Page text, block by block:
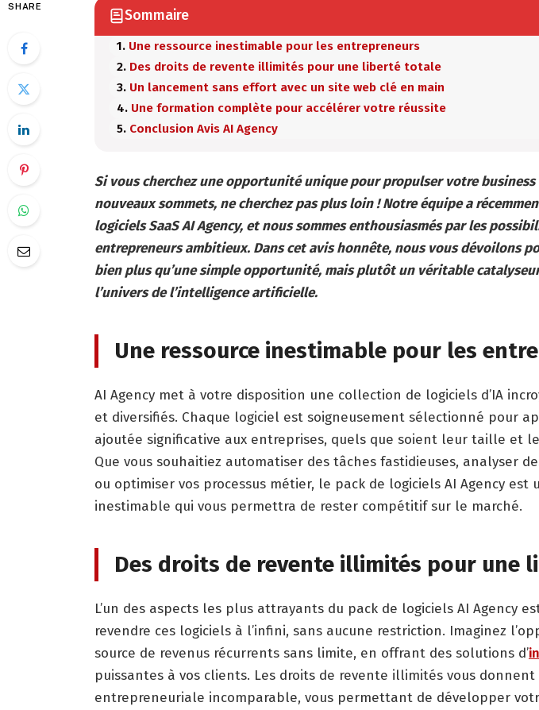
SHARE
Sommaire
Une ressource inestimable pour les entrepreneurs
Des droits de revente illimités pour une liberté totale
Un lancement sans effort avec un site web clé en main
Une formation complète pour accélérer votre réussite
Conclusion Avis AI Agency
Si vous cherchez une opportunité unique pour propulser votre business
nouveaux sommets, ne cherchez pas plus loin ! Notre équipe a
logiciels SaaS AI Agency, et nous sommes enthousiasmés par les
entrepreneurs ambitieux. Dans cet avis honnête, nous vous dévoilons
bien plus qu’une simple opportunité, mais plutôt un véritable
l’univers de l’intelligence artificielle.
Une ressource inestimable pour les
AI Agency met à votre disposition une collection de logiciels d’IA
et diversifiés. Chaque logiciel est soigneusement sélectionné pour
ajoutée significative aux entreprises, quels que soient leur taille et
Que vous souhaitiez automatiser des tâches fastidieuses, analyser
ou optimiser vos processus métier, le pack de logiciels AI Agency est
inestimable qui vous permettra de rester compétitif sur le marché.
Des droits de revente illimités pour une
L’un des aspects les plus attrayants du pack de logiciels AI Agency
revendre ces logiciels à l’infini, sans aucune restriction. Imaginez
source de revenus récurrents sans limite, en offrant des solutions d’
puissantes à vos clients. Les droits de revente illimités vous
entrepreneuriale incomparable, vous permettant de développer